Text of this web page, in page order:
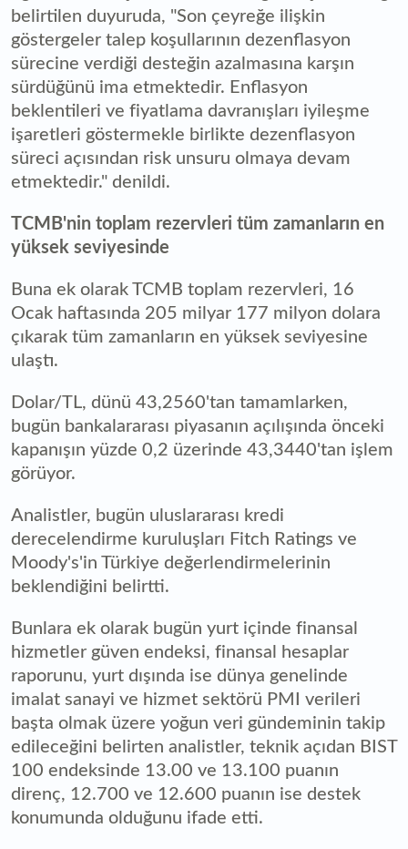
belirtilen duyuruda, "Son çeyreğe ilişkin
göstergeler talep koşullarının dezenflasyon
sürecine verdiği desteğin azalmasına karşın
sürdüğünü ima etmektedir. Enflasyon
beklentileri ve fiyatlama davranışları iyileşme
işaretleri göstermekle birlikte dezenflasyon
süreci açısından risk unsuru olmaya devam
etmektedir." denildi.
TCMB'nin toplam rezervleri tüm zamanların en
yüksek seviyesinde
Buna ek olarak TCMB toplam rezervleri, 16
Ocak haftasında 205 milyar 177 milyon dolara
çıkarak tüm zamanların en yüksek seviyesine
ulaştı.
Dolar/TL, dünü 43,2560'tan tamamlarken,
bugün bankalararası piyasanın açılışında önceki
kapanışın yüzde 0,2 üzerinde 43,3440'tan işlem
görüyor.
Analistler, bugün uluslararası kredi
derecelendirme kuruluşları Fitch Ratings ve
Moody's'in Türkiye değerlendirmelerinin
beklendiğini belirtti.
Bunlara ek olarak bugün yurt içinde finansal
hizmetler güven endeksi, finansal hesaplar
raporunu, yurt dışında ise dünya genelinde
imalat sanayi ve hizmet sektörü PMI verileri
başta olmak üzere yoğun veri gündeminin takip
edileceğini belirten analistler, teknik açıdan BIST
100 endeksinde 13.00 ve 13.100 puanın
direnç, 12.700 ve 12.600 puanın ise destek
konumunda olduğunu ifade etti.